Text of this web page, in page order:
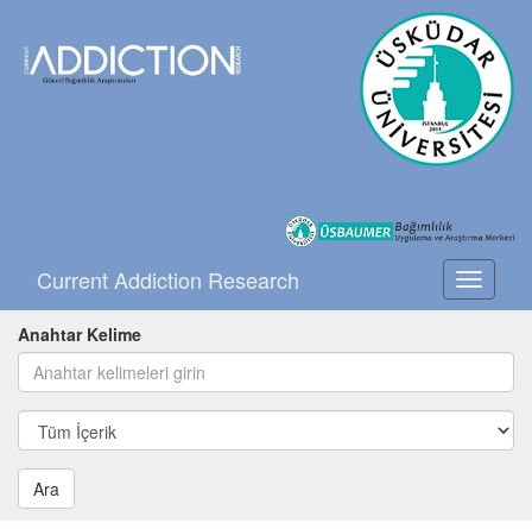
Toggle
Current Addiction Research
Anahtar Kelime
Ara